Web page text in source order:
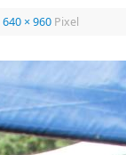
640 × 960 Pixel